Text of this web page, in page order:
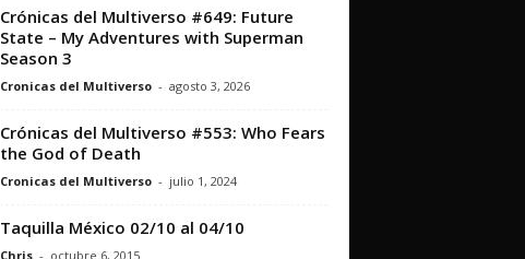
Crónicas del Multiverso #649: Future
State – My Adventures with Superman
Season 3
Cronicas del Multiverso - agosto 3, 2026
Crónicas del Multiverso #553: Who Fears
the God of Death
Cronicas del Multiverso - julio 1, 2024
Taquilla México 02/10 al 04/10
Chris - octubre 6, 2015